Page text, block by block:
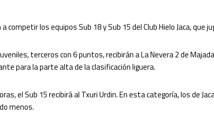
los equipos Sub 18 y Sub 15 del Club Hielo Jaca, que
terceros con 6 puntos, recibirán a La Nevera 2 de
para la parte alta de la clasificación liguera.
el Sub 15 recibirá al Txuri Urdin. En esta categoría, los de
menos.